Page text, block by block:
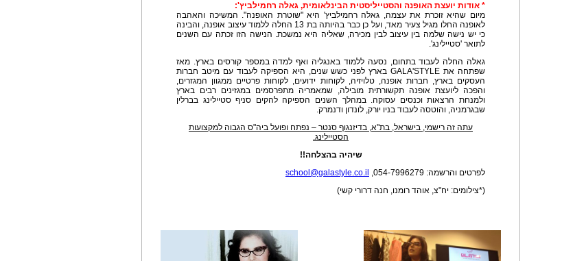
* אודות יועצת האופנה והסטייליסטית הבינלאומית, גאלה רחמילביץ':
מיום שהיא זוכרת את עצמה, גאלה רחמילביץ' היא "שוטרת האופנה". המשיכה והאהבה
לאופנה החלו מגיל צעיר מאד, ועל כן כבר בהיותה בת 13 החלה ללמוד עיצוב אופנה, והבינה
כי יש נישה שלמה בין עיצוב לבין מכירה, שאליה היא נמשכת. הנישה הזו זכתה עם השנים
לתואר 'סטיילינג'.
גאלה החלה לעבוד בתחום, נסעה ללמוד באנגליה ואף למדה במספר קורסים בארץ. מאז
שפתחה את GALA'STYLE בארץ לפני כשש שנים, היא הספיקה לעבוד עם מיטב חברות
העסקים בארץ, חברות אופנה, טלויזיה, לקוחות ידועים, לקוחות פרטיים ממגוון המגזרים,
והפכה ליועצת אופנה תקשורתית מובילה, שמאמריה מתפרסמים במגזינים רבים בארץ
ולמנחת הרצאות וכנסים עסוקה. במהלך השנים הספיקה להקים סניף סטיילינג בברלין
שבגרמניה, והוטסה לעבוד בניו יורק, לונדון ודנמרק.
עתה זה רישמי, בישראל, בת"א, בדיזנגוף סנטר – נפתח ופועל ביה"ס הגבוה למקצועות
הסטיילינג.
שיהיה בהצלחה!!
לפרטים והרשמה: 054-7996279,
school@galastyle.co.il
(*צילומים: יח"צ, אוהד רומנו, חנה דרורי קשי)